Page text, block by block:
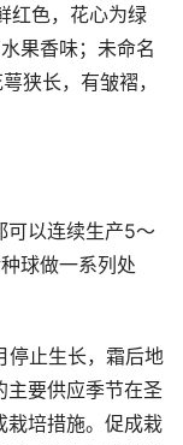
红色，花心为绿
果香味；未命名
狭长，有皱褶，
可以连续生产5～
球做一系列处
停止生长，霜后地
主要供应季节在圣
栽培措施。促成栽